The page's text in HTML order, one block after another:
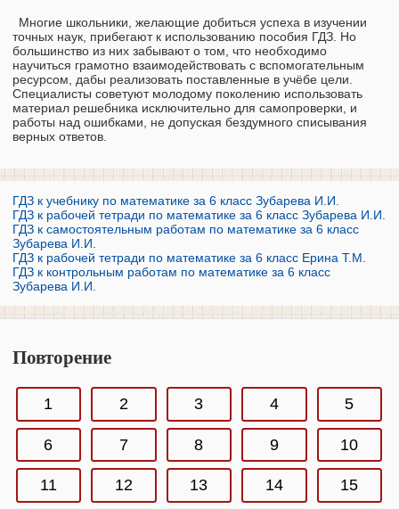
Многие школьники, желающие добиться успеха в изучении
точных наук, прибегают к использованию пособия ГДЗ. Но
большинство из них забывают о том, что необходимо
научиться грамотно взаимодействовать с вспомогательным
ресурсом, дабы реализовать поставленные в учёбе цели.
Специалисты советуют молодому поколению использовать
материал решебника исключительно для самопроверки, и
работы над ошибками, не допуская бездумного списывания
верных ответов.
ГДЗ к учебнику по математике за 6 класс Зубарева И.И.
ГДЗ к рабочей тетради по математике за 6 класс Зубарева И.И.
ГДЗ к самостоятельным работам по математике за 6 класс
Зубарева И.И.
ГДЗ к рабочей тетради по математике за 6 класс Ерина Т.М.
ГДЗ к контрольным работам по математике за 6 класс
Зубарева И.И.
Повторение
1 2 3 4 5
6 7 8 9 10
11 12 13 14 15